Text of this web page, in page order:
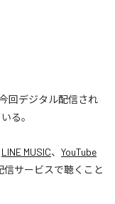
回デジタル配信され
る。
LINE MUSIC、 YouTube
信サービスで聴くこと